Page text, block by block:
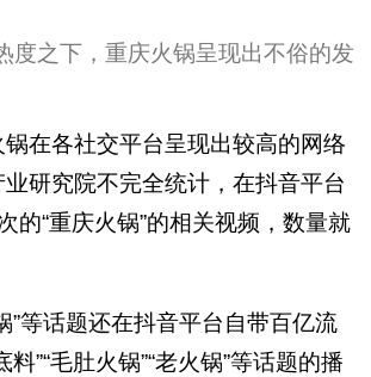
度之下，重庆火锅呈现出不俗的发
在各社交平台呈现出较高的网络
研究院不完全统计，在抖音平台
的“重庆火锅”的相关视频，数量就
”等话题还在抖音平台自带百亿流
”“毛肚火锅”“老火锅”等话题的播